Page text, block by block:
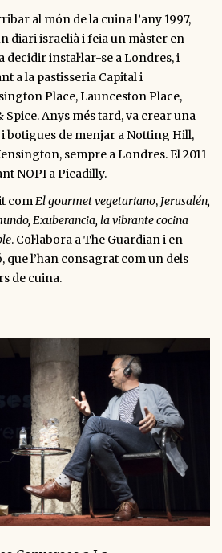
al món de la cuina l’any 1997,
diari israelià i feia un màster en
decidir instal·lar-se a Londres, i
a la pastisseria Capital i
Place, Launceston Place,
Anys més tard, va crear una
botigues de menjar a Notting Hill,
sempre a Londres. El 2011
NOPI a Picadilly.
comEl gourmet vegetariano, Jerusalén,
Exuberancia, la vibrante cocina
. Col·labora a The Guardian i en
que l’han consagrat com un dels
de cuina.